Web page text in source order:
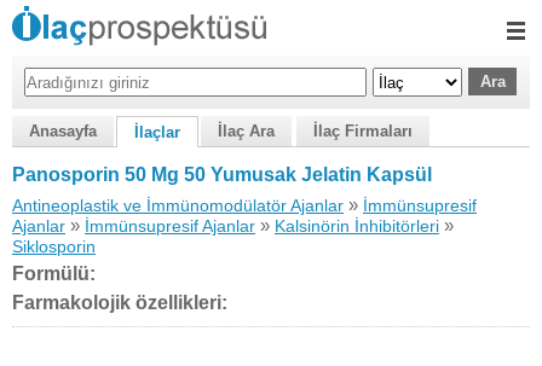
Anasayfa İlaçlar İlaç Ara İlaç Firmaları
Panosporin 50 Mg 50 Yumusak Jelatin Kapsül
Antineoplastik ve İmmünomodülatör Ajanlar » İmmünsupresif
Ajanlar » İmmünsupresif Ajanlar » Kalsinörin İnhibitörleri »
Siklosporin
Formülü:
Farmakolojik özellikleri: